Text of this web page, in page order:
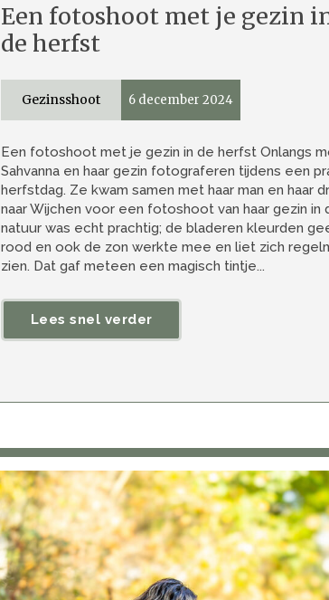
Een fotoshoot met je gezin
de herfst
6 december 2024
Gezinsshoot
Een fotoshoot met je gezin in de herfst Onlangs
Sahvanna en haar gezin fotograferen tijdens een
herfstdag. Ze kwam samen met haar man en haar
naar Wijchen voor een fotoshoot van haar gezin in
natuur was echt prachtig; de bladeren kleurden
rood en ook de zon werkte mee en liet zich
zien. Dat gaf meteen een magisch tintje...
Lees snel verder